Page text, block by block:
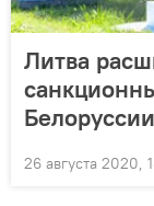
Литва
Белоруссии
26 августа 2020,